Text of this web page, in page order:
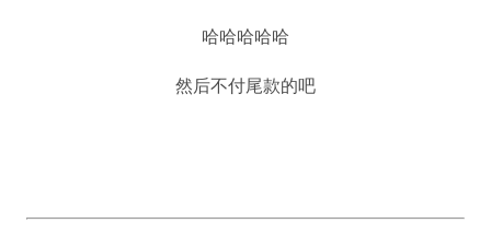
哈哈哈哈哈
然后不付尾款的吧